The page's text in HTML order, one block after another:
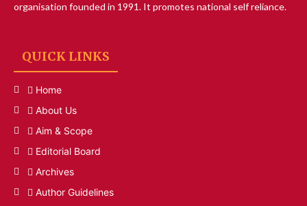
organisation founded in 1991. It promotes national self reliance.
QUICK LINKS
Home
About Us
Aim & Scope
Editorial Board
Archives
Author Guidelines